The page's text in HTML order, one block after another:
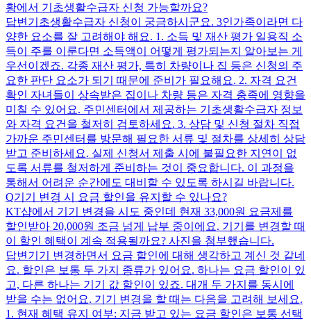
황에서 기초생활수급자 신청 가능할까요?
답변 기초생활수급자 신청이 궁금하시군요. 3인가족이라면 다
양한 요소를 잘 고려해야 해요. 1. 소득 및 재산 평가 일용직 소
득이 주를 이룬다면 소득액이 어떻게 평가되는지 알아보는 게
우선이겠죠. 각종 재산 평가, 특히 차량이나 집 등은 신청의 주
요한 판단 요소가 되기 때문에 준비가 필요해요. 2. 자격 요건
확인 자녀들이 상속받은 집이나 차량 등은 자격 충족에 영향을
미칠 수 있어요. 주민센터에서 제공하는 기초생활수급자 정보
와 자격 요건을 철저히 검토하세요. 3. 상담 및 신청 절차 직접
가까운 주민센터를 방문해 필요한 서류 및 절차를 상세히 상담
받고 준비하세요. 실제 신청서 제출 시에 불필요한 지연이 없
도록 서류를 철저하게 준비하는 것이 중요합니다. 이 과정을
통해서 어려운 순간에도 대비할 수 있도록 하시길 바랍니다.
Q기기 변경 시 요금 할인을 유지할 수 있나요?
KT샵에서 기기 변경을 시도 중인데 현재 33,000원 요금제를
할인받아 20,000원 조금 넘게 납부 중이에요. 기기를 변경할 때
이 할인 혜택이 계속 적용될까요? 사진을 첨부했습니다.
답변 기기 변경하면서 요금 할인에 대해 생각하고 계신 것 같네
요. 할인은 보통 두 가지 종류가 있어요. 하나는 요금 할인이 있
고, 다른 하나는 기기 값 할인이 있죠. 대개 두 가지를 동시에
받을 수는 없어요. 기기 변경을 할 때는 다음을 고려해 보세요.
1. 현재 혜택 유지 여부: 지금 받고 있는 요금 할인은 보통 선택